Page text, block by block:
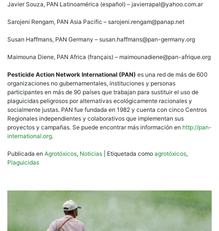
Javier Souza, PAN Latinoamérica (español) – javierrapal@yahoo.com.ar
Sarojeni Rengam, PAN Asia Pacific – sarojeni.rengam@panap.net
Susan Haffmans, PAN Germany – susan.haffmans@pan-germany.org
Maimouna Diene, PAN Africa (français) – maimounadiene@pan-afrique.org
Pesticide Action Network International (PAN) es una red de más de 600
organizaciones no gubernamentales, instituciones y personas
participantes en más de 90 países que trabajan para sustituir el uso de
plaguicidas peligrosos por alternativas ecológicamente racionales y
socialmente justas. PAN fue fundada en 1982 y cuenta con cinco Centros
Regionales independientes y colaborativos que implementan sus
proyectos y campañas. Se puede encontrar más información en http://pan-
international.org.
Publicada en Agrotóxicos, Noticias Etiquetada como agrotóxicos,
Plaguicidas